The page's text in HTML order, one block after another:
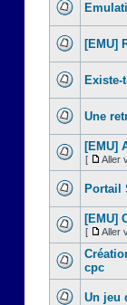
[EMU]
Une
[EMU]
[ Aller
Portail
[EMU]
[ Aller
cpc
Un jeu